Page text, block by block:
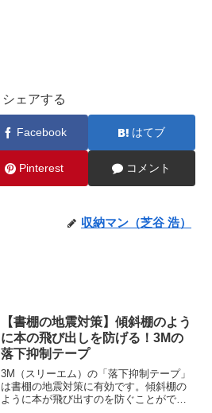
シェアする
Facebook はてブ
Pinterest コメント
収納マン（芝谷 浩）
【書棚の地震対策】傾斜棚のよう
に本の飛び出しを防げる！3Mの
落下抑制テープ
3M（スリーエム）の「落下抑制テープ」
は書棚の地震対策に有効です。傾斜棚の
ように本が飛び出すのを防ぐことができ